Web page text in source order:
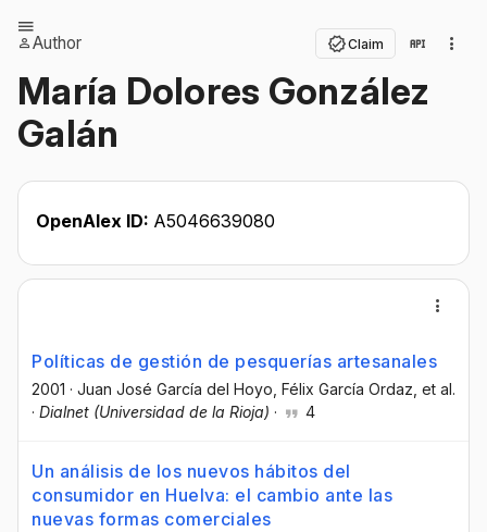
Author Claim
María Dolores González
Galán
OpenAlex ID: A5046639080
Políticas de gestión de pesquerías artesanales
2001 · Juan José García del Hoyo , Félix García Ordaz , et al.
· Dialnet (Universidad de la Rioja) · 4
Un análisis de los nuevos hábitos del
consumidor en Huelva: el cambio ante las
nuevas formas comerciales